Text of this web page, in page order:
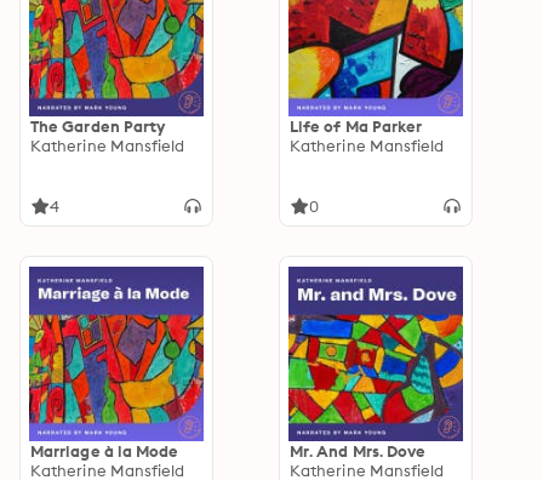
The Garden Party
Katherine Mansfield
4
Life of Ma Parker
Katherine Mansfield
0
Marriage à la Mode
Katherine Mansfield
Mr. And Mrs. Dove
Katherine Mansfield